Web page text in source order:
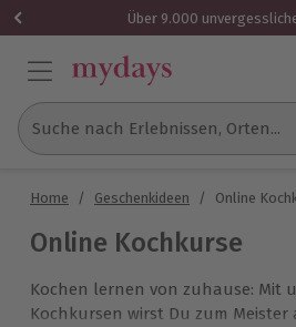
Über 9.000
Suche nach Erlebnissen, Orten...
Home / Geschenkideen / Online
Online Kochkurse
Kochen lernen von zuhause: Mit
Kochkursen wirst Du zum Meister